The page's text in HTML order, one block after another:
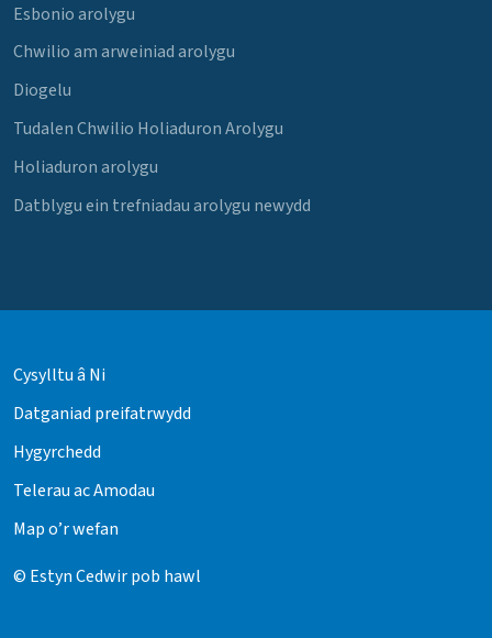
Esbonio arolygu
Chwilio am arweiniad arolygu
Diogelu
Tudalen Chwilio Holiaduron Arolygu
Holiaduron arolygu
Datblygu ein trefniadau arolygu newydd
Cysylltu â Ni
Datganiad preifatrwydd
Hygyrchedd
Telerau ac Amodau
Map o’r wefan
© Estyn Cedwir pob hawl